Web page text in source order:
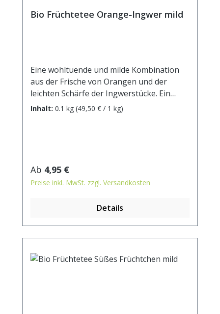
Bio Früchtetee Orange-Ingwer mild
Eine wohltuende und milde Kombination
aus der Frische von Orangen und der
leichten Schärfe der Ingwerstücke. Ein
Genuss nicht nur in der kalten
Orangenöl*(2%), natürliches Ingwer-
Aroma(1,5%) . * aus kontrolliert
biologischem Anbau. Zubereitung: ca. 20g
Ziehzeit: max.10 min.
Inhalt: 0.1 kg (49,50 € / 1 kg)
Regulärer Preis:
Ab 4,95 €
Preise inkl. MwSt. zzgl. Versandkosten
Details